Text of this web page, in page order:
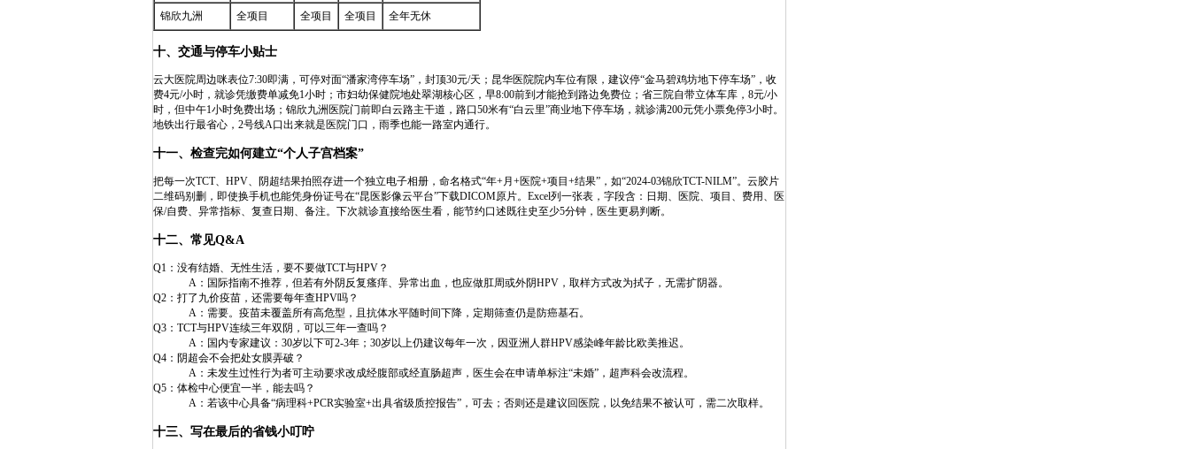
锦欣九洲 全项目 全项目 全项目 全年无休
十、交通与停车小贴士
云大医院周边咪表位7:30即满，可停对面“潘家湾停车场”，封顶30元/天；昆华医院院内车位有限，建议停“金马碧鸡坊地下停车场”，收
费4元/小时，就诊凭缴费单减免1小时；市妇幼保健院地处翠湖核心区，早8:00前到才能抢到路边免费位；省三院自带立体车库，8元/小
时，但中午1小时免费出场；锦欣九洲医院门前即白云路主干道，路口50米有“白云里”商业地下停车场，就诊满200元凭小票免停3小时。
地铁出行最省心，2号线A口出来就是医院门口，雨季也能一路室内通行。
十一、检查完如何建立“个人子宫档案”
把每一次TCT、HPV、阴超结果拍照存进一个独立电子相册，命名格式“年+月+医院+项目+结果”，如“2024-03锦欣TCT-NILM”。云胶片
二维码别删，即使换手机也能凭身份证号在“昆医影像云平台”下载DICOM原片。Excel列一张表，字段含：日期、医院、项目、费用、医
保/自费、异常指标、复查日期、备注。下次就诊直接给医生看，能节约口述既往史至少5分钟，医生更易判断。
十二、常见Q&A
Q1：没有结婚、无性生活，要不要做TCT与HPV？
A：国际指南不推荐，但若有外阴反复瘙痒、异常出血，也应做肛周或外阴HPV，取样方式改为拭子，无需扩阴器。
Q2：打了九价疫苗，还需要每年查HPV吗？
A：需要。疫苗未覆盖所有高危型，且抗体水平随时间下降，定期筛查仍是防癌基石。
Q3：TCT与HPV连续三年双阴，可以三年一查吗？
A：国内专家建议：30岁以下可2-3年；30岁以上仍建议每年一次，因亚洲人群HPV感染峰年龄比欧美推迟。
Q4：阴超会不会把处女膜弄破？
A：未发生过性行为者可主动要求改成经腹部或经直肠超声，医生会在申请单标注“未婚”，超声科会改流程。
Q5：体检中心便宜一半，能去吗？
A：若该中心具备“病理科+PCR实验室+出具省级质控报告”，可去；否则还是建议回医院，以免结果不被认可，需二次取样。
十三、写在最后的省钱小叮咛